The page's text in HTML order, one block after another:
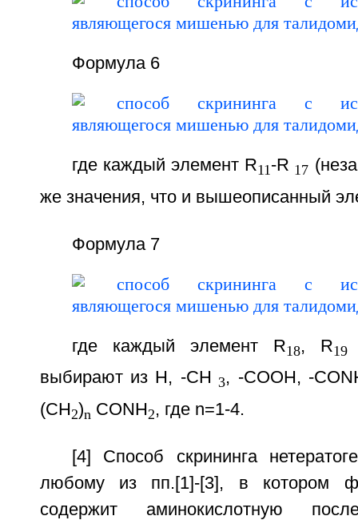
Формула 6
где каждый элемент R11-R 17
же значения, что и вышеописанный
Формула 7
где каждый элемент R18, R19
выбирают из Н, -СН 3, -СООН, -
(CH2)n CONH2, где n=1-4.
[4] Способ скрининга
любому из пп.[1]-[3], в котором
содержит аминокислотную